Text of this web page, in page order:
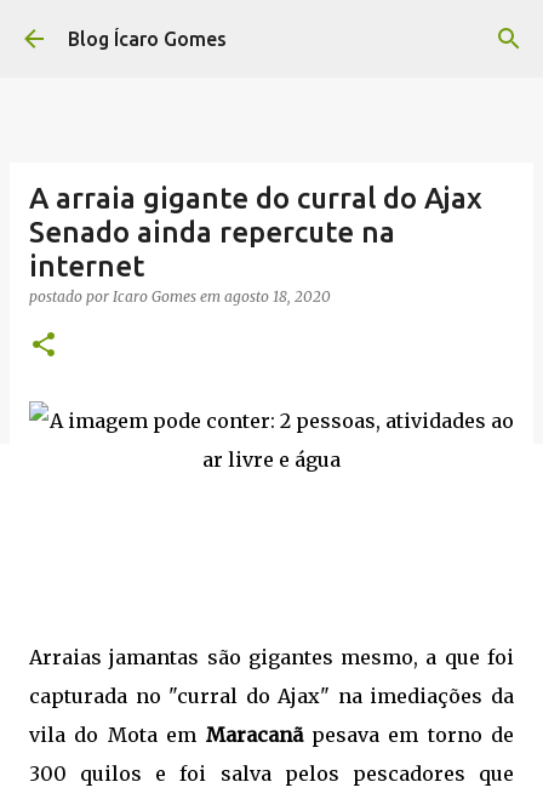
Pular para o conteúdo principal
Blog Ícaro Gomes
A arraia gigante do curral do Ajax
Senado ainda repercute na
internet
postado por Icaro Gomes em agosto 18, 2020
Arraias jamantas são gigantes mesmo, a que foi
capturada no "curral do Ajax" na imediações da
vila do Mota em Maracanãpesava em torno de
300 quilos e foi salva pelos pescadores que